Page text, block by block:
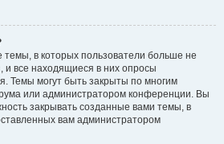
в которых пользователи больше не
и все находящиеся в них опросы
Темы могут быть закрыты по многим
или администратором конференции. Вы
закрывать созданные вами темы, в
вам администратором